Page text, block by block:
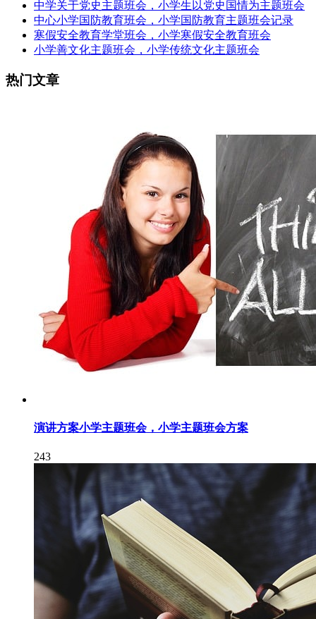
中学关于党史主题班会，小学生以党史国情为主题班会
中心小学国防教育班会，小学国防教育主题班会记录
寒假安全教育学堂班会，小学寒假安全教育班会
小学善文化主题班会，小学传统文化主题班会
热门文章
演讲方案小学主题班会，小学主题班会方案
243